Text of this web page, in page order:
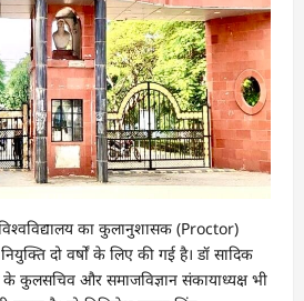
का कुलानुशासक (Proctor)
दो वर्षों के लिए की गई है। डॉ सादिक
के कुलसचिव और समाजविज्ञान संकायाध्यक्ष भी